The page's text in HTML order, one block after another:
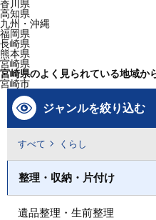
香川県
高知県
九州・沖縄
福岡県
長崎県
熊本県
宮崎県
宮崎県のよく見られている地域か
宮崎市
ジャンルを絞り込む
すべて くらし
整理・収納・片付け
遺品整理・生前整理